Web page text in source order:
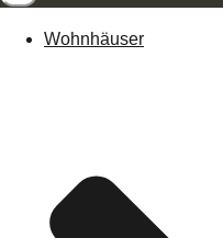
Wohnhäuser